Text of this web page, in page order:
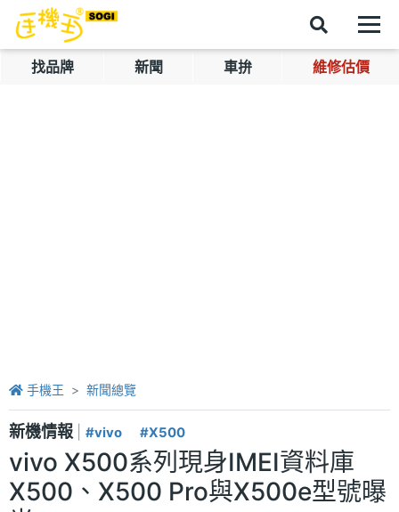
找品牌 新聞 車拚 維修估價
手機王 新聞總覽
新機情報 #vivo #X500
vivo X500系列現身IMEI資料庫
X500、X500 Pro與X500e型號曝